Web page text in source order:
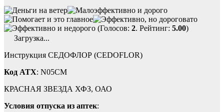
(Голосов: 2. Рейтинг: 5.00)
Загрузка...
Инструкция СЕДОФЛОР (CEDOFLOR)
Код ATX: N05CM
КРАСНАЯ ЗВЕЗДА ХФЗ, ОАО
Условия отпуска из аптек: